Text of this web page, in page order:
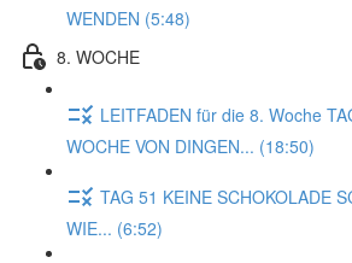
WENDEN (5:48)
8. WOCHE
LEITFADEN für die 8. Woche
WOCHE VON DINGEN... (18:50)
TAG 51 KEINE SCHOKOLADE
WIE... (6:52)